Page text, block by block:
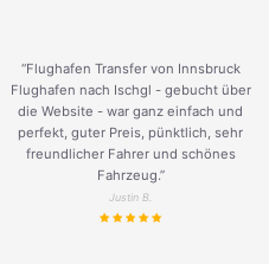
“Flughafen Transfer von Innsbruck
Flughafen nach Ischgl - gebucht über
die Website - war ganz einfach und
perfekt, guter Preis, pünktlich, sehr
freundlicher Fahrer und schönes
Fahrzeug.”
Justin B.